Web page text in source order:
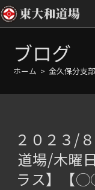
ツ
ブログ
ホーム > 金久保分支
２０２３/
道場/木曜
ラス】【